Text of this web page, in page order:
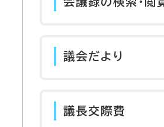
議会だより
議長交際費